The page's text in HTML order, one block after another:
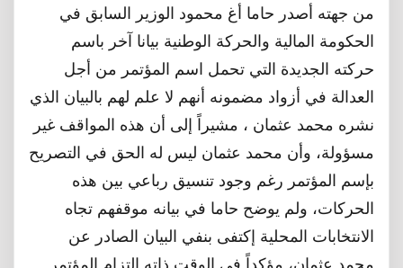
من جهته أصدر حاما أغ محمود الوزير السابق في
الحكومة المالية والحركة الوطنية بيانا آخر باسم
حركته الجديدة التي تحمل اسم المؤتمر من أجل
العدالة في أزواد مضمونه أنهم لا علم لهم بالبيان الذي
نشره محمد عثمان ، مشيراً إلى أن هذه المواقف غير
مسؤولة، وأن محمد عثمان ليس له الحق في التصريح
بإسم المؤتمر رغم وجود تنسيق رباعي بين هذه
الحركات، ولم يوضح حاما في بيانه موقفهم تجاه
الانتخابات المحلية إكتفى بنفي البيان الصادر عن